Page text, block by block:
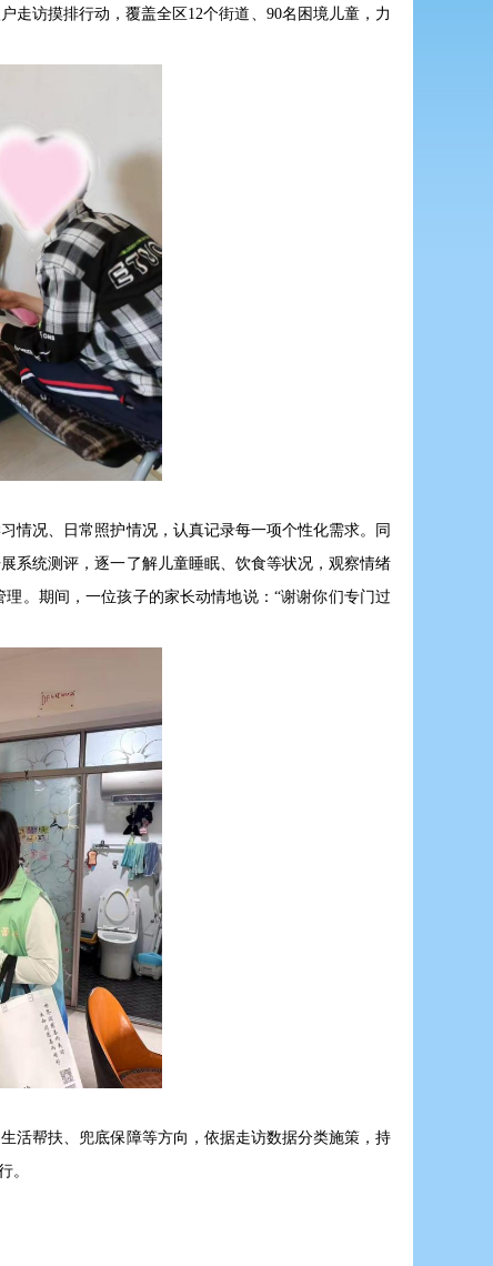
走访摸排行动，覆盖全区12个街道、90名困境儿童，力
情况、日常照护情况，认真记录每一项个性化需求。同
系统测评，逐一了解儿童睡眠、饮食等状况，观察情绪
。期间，一位孩子的家长动情地说：“谢谢你们专门过
活帮扶、兜底保障等方向，依据走访数据分类施策，持
。